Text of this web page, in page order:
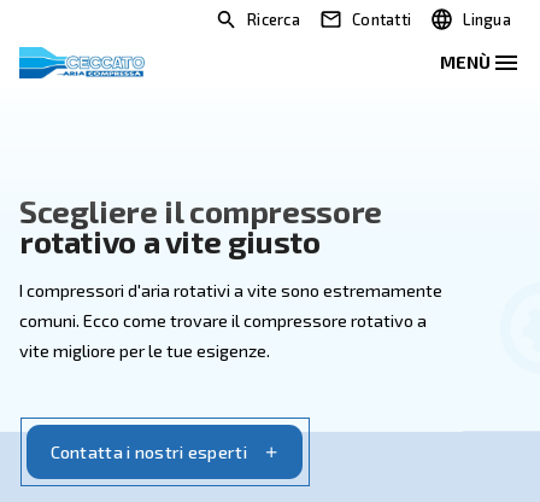
Ricerca Contatti
Scegliere il compressore
rotativo a vite giusto
I compressori d'aria rotativi a vite sono
vite migliore per le tue esigenze.